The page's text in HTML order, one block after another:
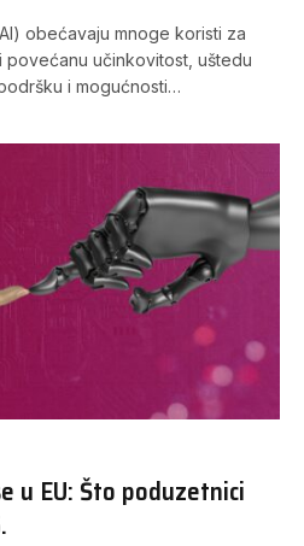
obećavaju mnoge koristi za
povećanu učinkovitost, uštedu
i mogućnosti…
u EU: Što poduzetnici